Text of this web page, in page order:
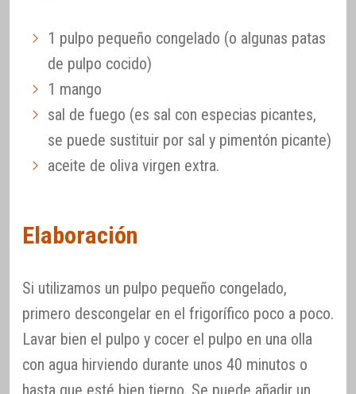
1 pulpo pequeño congelado (o algunas patas
de pulpo cocido)
1 mango
sal de fuego (es sal con especias picantes,
se puede sustituir por sal y pimentón picante)
aceite de oliva virgen extra.
Elaboración
Si utilizamos un pulpo pequeño congelado,
primero descongelar en el frigorífico poco a poco.
Lavar bien el pulpo y cocer el pulpo en una olla
con agua hirviendo durante unos 40 minutos o
hasta que esté bien tierno. Se puede añadir un